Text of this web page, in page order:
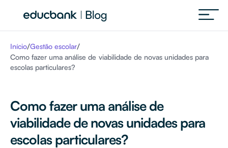
Início/Gestão escolar/
Como fazer uma análise de viabilidade de novas unidades para
escolas particulares?
Como fazer uma análise de
viabilidade de novas unidades para
escolas particulares?